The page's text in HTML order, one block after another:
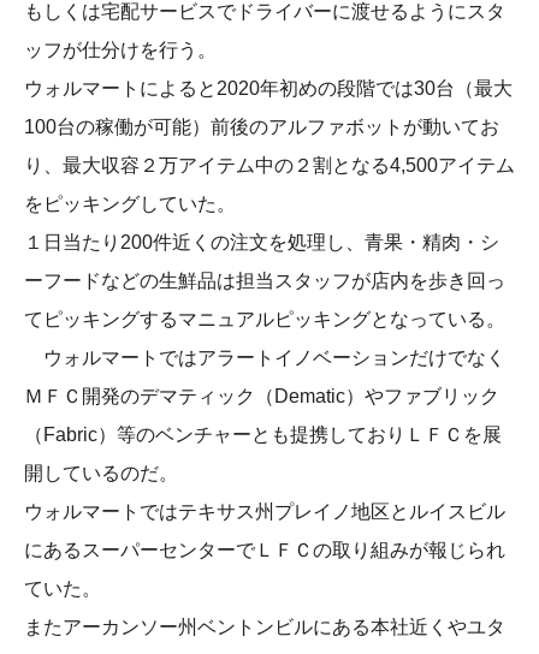
もしくは宅配サービスでドライバーに渡せるようにスタ
ッフが仕分けを行う。
ウォルマートによると2020年初めの段階では30台（最大
100台の稼働が可能）前後のアルファボットが動いてお
り、最大収容２万アイテム中の２割となる4,500アイテム
をピッキングしていた。
１日当たり200件近くの注文を処理し、青果・精肉・シ
ーフードなどの生鮮品は担当スタッフが店内を歩き回っ
てピッキングするマニュアルピッキングとなっている。
ウォルマートではアラートイノベーションだけでなく
ＭＦＣ開発のデマティック（Dematic）やファブリック
（Fabric）等のベンチャーとも提携しておりＬＦＣを展
開しているのだ。
ウォルマートではテキサス州プレイノ地区とルイスビル
にあるスーパーセンターでＬＦＣの取り組みが報じられ
ていた。
またアーカンソー州ベントンビルにある本社近くやユタ